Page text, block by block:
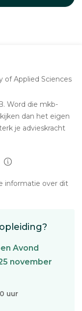
of Applied Sciences
Word die mkb-
dan het eigen
je advieskracht
informatie over dit
Avond
november
uur